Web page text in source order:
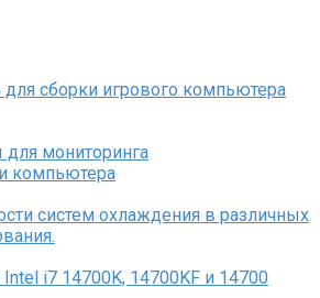
сборки игрового компьютера
мониторинга
компьютера
систем охлаждения в различных
i7 14700K, 14700KF и 14700